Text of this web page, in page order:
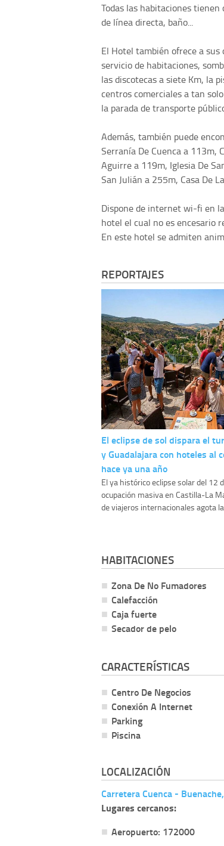
Todas las habitaciones
de línea directa, baño...
El Hotel también ofrece a
servicio de habitaciones,
las discotecas a siete Km, la
centros comerciales a tan
la parada de transporte
Además, también puede
Serranía De Cuenca a 113m,
Aguirre a 119m, Iglesia De
San Julián a 255m, Casa De
Dispone de internet wi-fi en
hotel el cual no es encesario
En este hotel se admiten
REPORTAJES
El eclipse de sol dispara el
y Guadalajara con hoteles al
hace ya una año
El ya histórico eclipse solar del 12
ocupación masiva en Castilla-La
de viajeros internacionales agota
HABITACIONES
Zona De No Fumadores
Calefacción
Caja fuerte
Secador de pelo
CARACTERÍSTICAS
Centro De Negocios
Conexión A Internet
Parking
Piscina
LOCALIZACIÓN
Carretera Cuenca -
Lugares cercanos:
Aeropuerto: 172000